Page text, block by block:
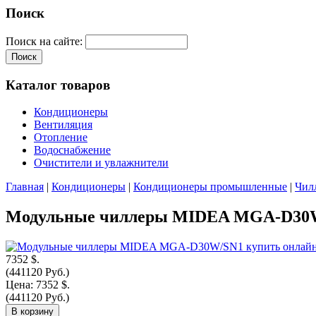
Поиск
Поиск на сайте:
Каталог товаров
Кондиционеры
Вентиляция
Отопление
Водоснабжение
Очистители и увлажнители
Главная | Кондиционеры | Кондиционеры промышленные |
Модульные чиллеры MIDEA MGA-
7352 $.
(441120 Руб.)
Цена: 7352 $.
(441120 Руб.)